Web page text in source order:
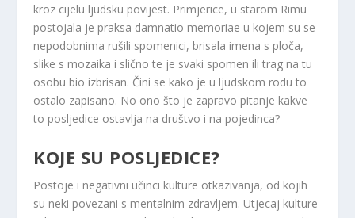
kroz cijelu ljudsku povijest. Primjerice, u starom Rimu
postojala je praksa damnatio memoriae u kojem su se
nepodobnima rušili spomenici, brisala imena s ploča,
slike s mozaika i slično te je svaki spomen ili trag na tu
osobu bio izbrisan. Čini se kako je u ljudskom rodu to
ostalo zapisano. No ono što je zapravo pitanje kakve
to posljedice ostavlja na društvo i na pojedinca?
KOJE SU POSLJEDICE?
Postoje i negativni učinci kulture otkazivanja, od kojih
su neki povezani s mentalnim zdravljem. Utjecaj kulture